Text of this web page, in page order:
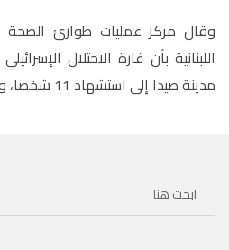
وقال مركز عمليات طوارئ الصحة
اللبنانية بأن غارة الاحتلال
مدينة صيدا إلى استشهاد 11 شخصا، وإصابة العشرات.